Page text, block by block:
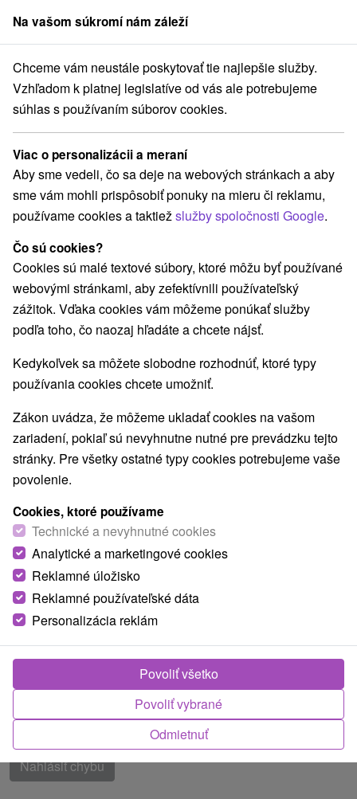
člen skupinySorger
Stredné Slovensko Žilinský kraj Lietava Hrad Lietava
Hrad Lietava
Domovská stránka Navigovať do miesta
+421 908 917 941 zdruzenie@hradlietava.sk
Facebook
Google recenzie
Lietava 614
013 18 Lietava
GPS:
N +49° 9' 38.69''
Malá Fatra, Horné Považie, Severné Slovensko, Žilinský
kraj, Považie, Rajecká dolina, Súľovské vrchy
Našli ste chybu alebo nám chcete odporučiť novú atrakciu
Nahlásiť chybu
Na vašom súkromí nám záleží
Chceme vám neustále poskytovať tie najlepšie služby.
Vzhľadom k platnej legislatíve od vás ale potrebujeme
súhlas s používaním súborov cookies.
Viac o personalizácii a meraní
Aby sme vedeli, čo sa deje na webových stránkach a aby
sme vám mohli prispôsobiť ponuky na mieru či reklamu,
používame cookies a taktiežslužby spoločnosti Google.
Čo sú cookies?
Cookies sú malé textové súbory, ktoré môžu byť používané
webovými stránkami, aby zefektívnili používateľský
zážitok. Vďaka cookies vám môžeme ponúkať služby
podľa toho, čo naozaj hľadáte a chcete nájsť.
Kedykoľvek sa môžete slobodne rozhodnúť, ktoré typy
používania cookies chcete umožniť.
Zákon uvádza, že môžeme ukladať cookies na vašom
zariadení, pokiaľ sú nevyhnutne nutné pre prevádzku tejto
stránky. Pre všetky ostatné typy cookies potrebujeme vaše
povolenie.
Cookies, ktoré používame
Technické a nevyhnutné cookies
Analytické a marketingové cookies
Reklamné úložisko
Reklamné používateľské dáta
Personalizácia reklám
Odmietnuť
Povoliť vybrané
Povoliť všetko